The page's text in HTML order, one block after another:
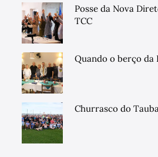
Posse da Nova
TCC
Quando o berço da
Churrasco do